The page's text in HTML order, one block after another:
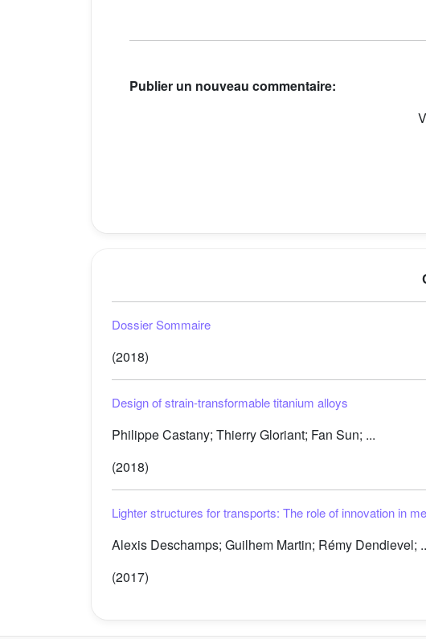
Publier un nouveau commentaire:
Dossier Sommaire
(2018)
Design of strain-transformable titanium alloys
Philippe Castany; Thierry Gloriant; Fan Sun; ...
(2018)
Lighter structures for transports: The role of innovation in
Alexis Deschamps; Guilhem Martin; Rémy Dendievel;
(2017)